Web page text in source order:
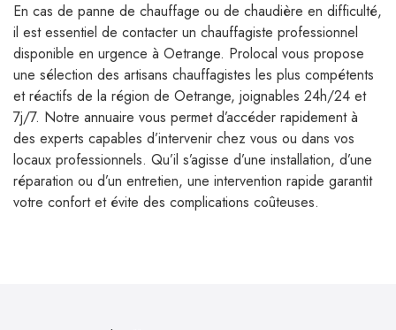
En cas de panne de chauffage ou de chaudière en difficulté,
il est essentiel de contacter un chauffagiste professionnel
disponible en urgence à Oetrange. Prolocal vous propose
une sélection des artisans chauffagistes les plus compétents
et réactifs de la région de Oetrange, joignables 24h/24 et
7j/7. Notre annuaire vous permet d’accéder rapidement à
des experts capables d’intervenir chez vous ou dans vos
locaux professionnels. Qu’il s’agisse d’une installation, d’une
réparation ou d’un entretien, une intervention rapide garantit
votre confort et évite des complications coûteuses.